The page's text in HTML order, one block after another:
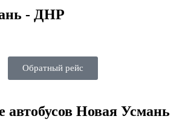
- ДНР
Обратный рейс
автобусов Новая Усмань